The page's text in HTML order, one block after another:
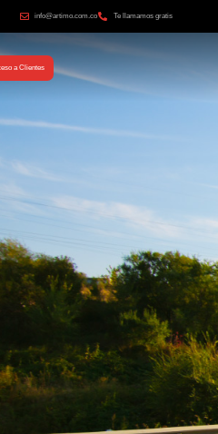
info@artimo.com.co Te llamamos gratis
a Clientes